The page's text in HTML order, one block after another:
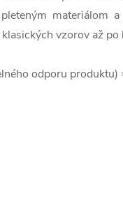
materiálom
vzorov až po
odporu produktu)